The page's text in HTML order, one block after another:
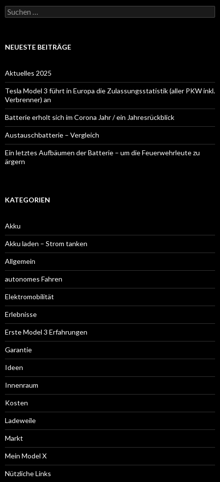
Suchen
nach:
NEUESTE BEITRÄGE
Aktuelles 2025
Tesla Model 3 führt in Europa die Zulassungsstatistik (aller PKW inkl.
Verbrenner) an
Batterie erholt sich im Corona Jahr / ein Jahresrückblick
Austauschbatterie – Vergleich
Ein letztes Aufbäumen der Batterie – um die Feuerwehrleute zu
ärgern
KATEGORIEN
Akku
Akku laden – Strom tanken
Allgemein
autonomes Fahren
Elektromobilität
Erlebnisse
Erste Model 3 Erfahrungen
Garantie
Ideen
Innenraum
Kosten
Ladeweile
Markt
Mein Model X
Nützliche Links